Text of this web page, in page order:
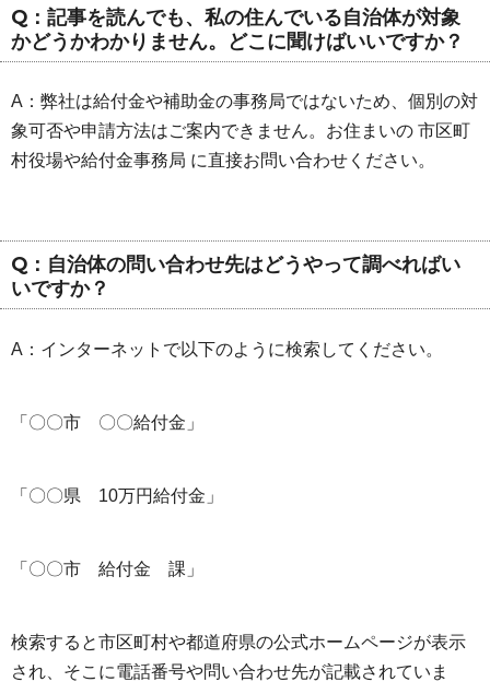
Q：記事を読んでも、私の住んでいる自治体が対象
かどうかわかりません。どこに聞けばいいですか？
A：弊社は給付金や補助金の事務局ではないため、個別の対
象可否や申請方法はご案内できません。お住まいの 市区町
村役場や給付金事務局 に直接お問い合わせください。
Q：自治体の問い合わせ先はどうやって調べればい
いですか？
A：インターネットで以下のように検索してください。
「〇〇市 〇〇給付金」
「〇〇県 10万円給付金」
「〇〇市 給付金 課」
検索すると市区町村や都道府県の公式ホームページが表示
され、そこに電話番号や問い合わせ先が記載されていま